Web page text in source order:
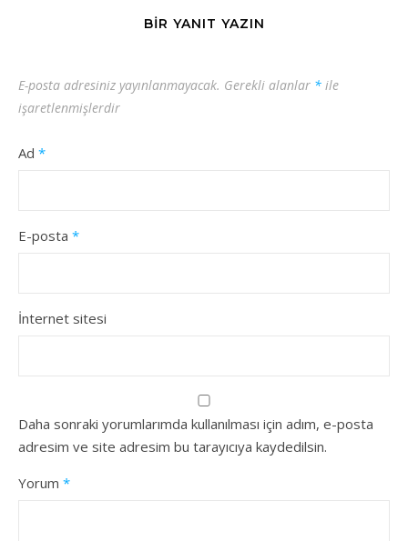
BIR YANIT YAZIN
E-posta adresiniz yayınlanmayacak. Gerekli alanlar * ile
işaretlenmişlerdir
Ad *
E-posta *
İnternet sitesi
Daha sonraki yorumlarımda kullanılması için adım, e-posta
adresim ve site adresim bu tarayıcıya kaydedilsin.
Yorum *